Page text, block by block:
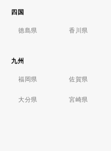
四国
徳島県 香川県
九州
福岡県 佐賀県
大分県 宮崎県